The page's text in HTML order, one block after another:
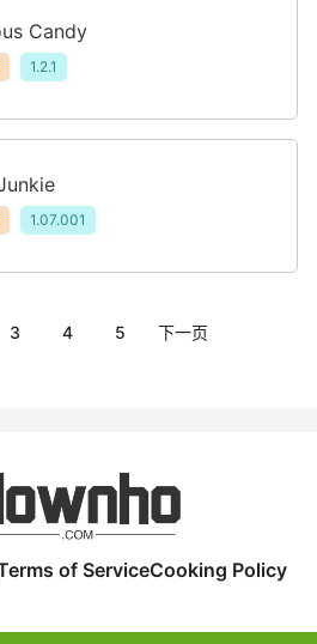
Candy
1.2.1
1.07.001
3 4 5 下一页
of ServiceCooking Policy